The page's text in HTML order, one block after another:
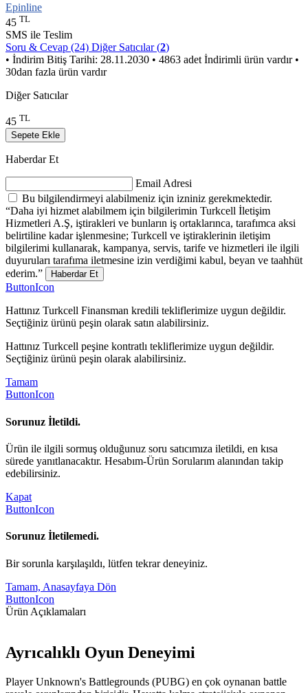
Epinline
45 TL
SMS ile Teslim
Soru & Cevap (24) Diğer Satıcılar (2)
• İndirim Bitiş Tarihi: 28.11.2030 • 4863 adet İndirimli ürün vardır •
30dan fazla ürün vardır
Diğer Satıcılar
45 TL
Sepete Ekle
Haberdar Et
Email Adresi
Bu bilgilendirmeyi alabilmeniz için izniniz gerekmektedir.
“Daha iyi hizmet alabilmem için bilgilerimin Turkcell İletişim
Hizmetleri A.Ş, iştirakleri ve bunların iş ortaklarınca, tarafımca aksi
belirtiline kadar işlenmesine; Turkcell ve iştiraklerinin iletişim
bilgilerimi kullanarak, kampanya, servis, tarife ve hizmetleri ile ilgili
duyuruları tarafıma iletmesine izin verdiğimi kabul, beyan ve taahhüt
ederim.”
Haberdar Et
ButtonIcon
Hattınız Turkcell Finansman kredili tekliflerimize uygun değildir.
Seçtiğiniz ürünü peşin olarak satın alabilirsiniz.
Hattınız Turkcell peşine kontratlı tekliflerimize uygun değildir.
Seçtiğiniz ürünü peşin olarak alabilirsiniz.
Tamam
ButtonIcon
Sorunuz İletildi.
Ürün ile ilgili sormuş olduğunuz soru satıcımıza iletildi, en kısa
sürede yanıtlanacaktır. Hesabım-Ürün Sorularım alanından takip
edebilirsiniz.
Kapat
ButtonIcon
Sorunuz İletilemedi.
Bir sorunla karşılaşıldı, lütfen tekrar deneyiniz.
Tamam, Anasayfaya Dön
ButtonIcon
Ürün Açıklamaları
Ayrıcalıklı Oyun Deneyimi
Player Unknown's Battlegrounds (PUBG) en çok oynanan battle